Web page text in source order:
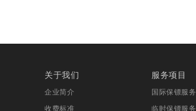
关于我们
企业简介
收费标准
服务项目
国际保镖服务
临时保镖服务